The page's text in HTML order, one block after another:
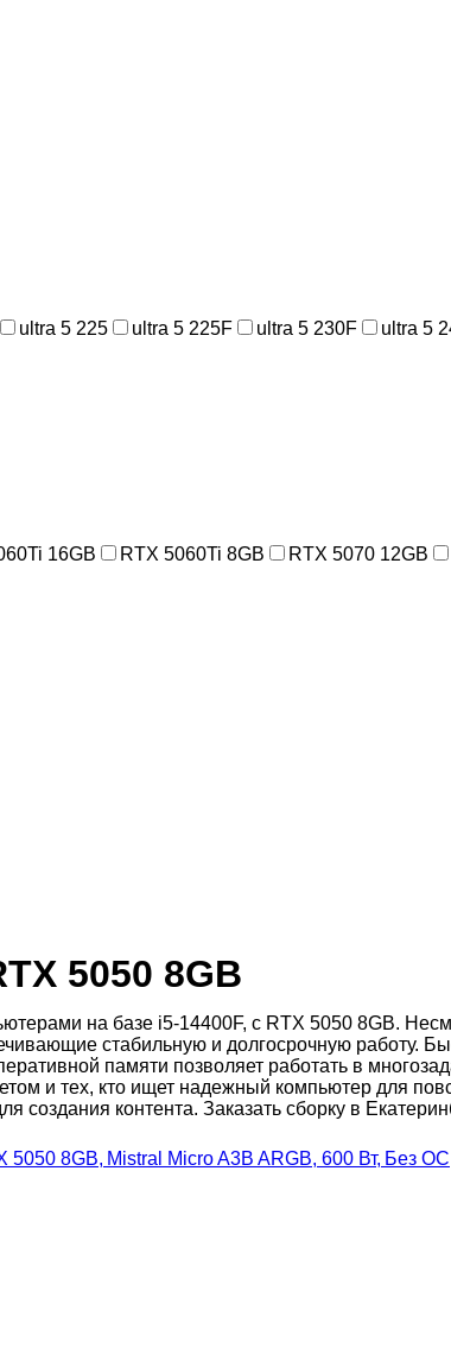
ultra 5 225 ultra 5 225F ultra 5 230F
ultra 5
16GB RTX 5060Ti 8GB RTX 5070 12GB
5050 8GB
на базе i5-14400F, с RTX 5050 8GB.
стабильную и долгосрочную работу.
памяти позволяет работать в
и тех, кто ищет надежный компьютер для
создания контента. Заказать сборку в
8GB, Mistral Micro A3B ARGB, 600 Вт, Без ОС